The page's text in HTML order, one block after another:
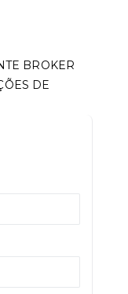
BROKER
DE